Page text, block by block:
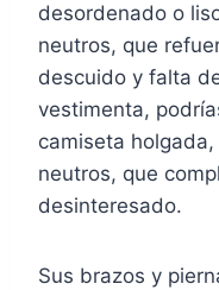
desordenado o
neutros, que
descuido y falta
vestimenta,
camiseta
neutros, que
desinteresado.
Sus brazos y